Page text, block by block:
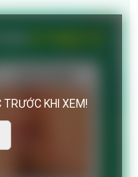
TRƯỚC KHI XEM!